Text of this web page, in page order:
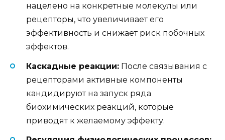
нацелено на конкретные молекулы или
рецепторы, что увеличивает его
эффективность и снижает риск побочных
эффектов.
Каскадные реакции: После связывания с
рецепторами активные компоненты
кандидируют на запуск ряда
биохимических реакций, которые
приводят к желаемому эффекту.